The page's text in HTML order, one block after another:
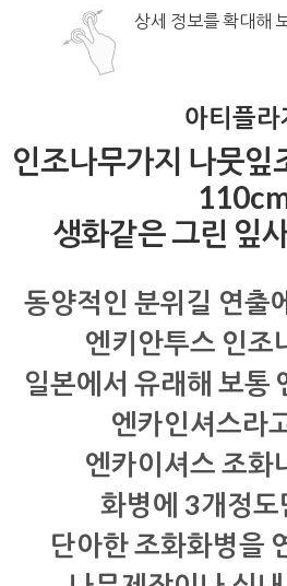
상세 정보를 확대해
아티플라
인조나무가지 나뭇잎
생화같은 그린 잎
동양적인 분위길 연출
엔키안투스 인조
일본에서 유래해 보통
엔카인셔스라
엔카이셔스 조화
화병에 3개정도
단아한 조화화병을